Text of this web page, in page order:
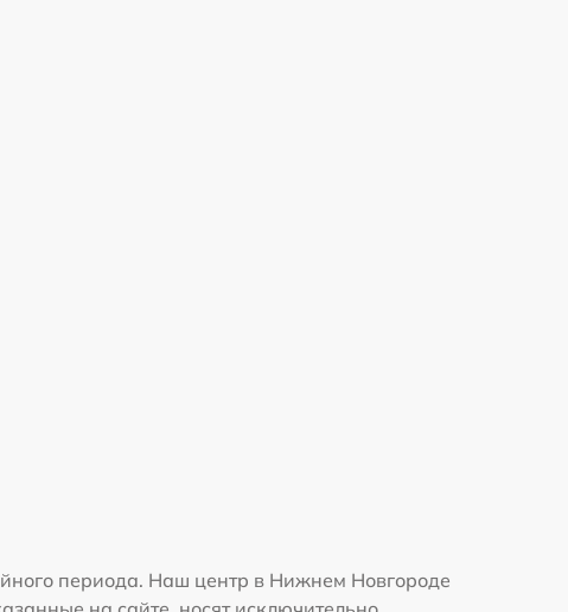
периода. Наш центр в Нижнем Новгороде